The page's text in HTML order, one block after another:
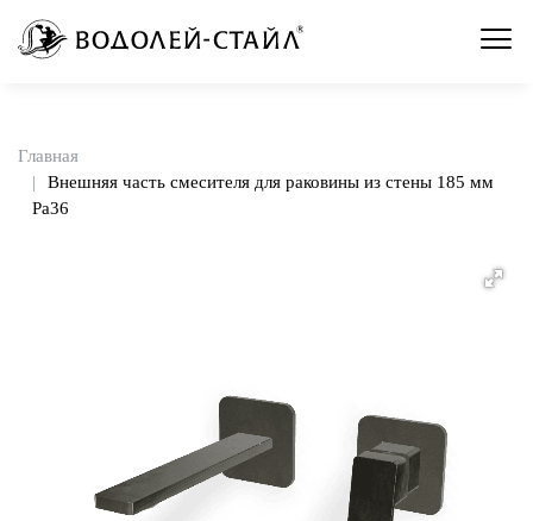
Главная
Внешняя часть смесителя для раковины из стены 185 мм
Pa36